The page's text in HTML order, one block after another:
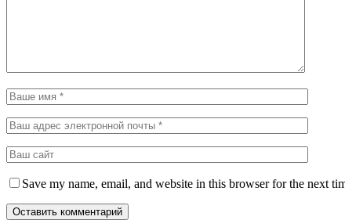
Save my name, email, and website in this browser for the next